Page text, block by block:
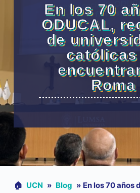
En los 70
ODUCAL,
de
católicas
Roma
🏠︎ UCN » Blog » En los 70 años